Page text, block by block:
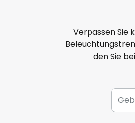
Verpassen Sie
den Sie